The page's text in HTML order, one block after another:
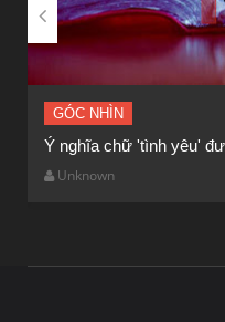
GÓC NHÌN
Ý nghĩa chữ 'tình yêu'
Unknown
